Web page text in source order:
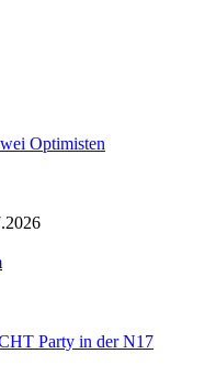
Optimisten
Party in der N17